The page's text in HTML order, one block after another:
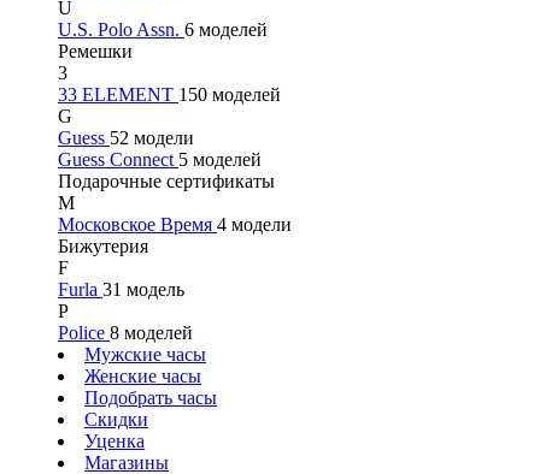
U
U.S. Polo Assn. 6 моделей
Ремешки
3
33 ELEMENT 150 моделей
G
Guess 52 модели
Guess Connect 5 моделей
Подарочные сертификаты
М
Московское Время 4 модели
Бижутерия
F
Furla 31 модель
P
Police 8 моделей
Мужские часы
Женские часы
Подобрать часы
Скидки
Уценка
Магазины